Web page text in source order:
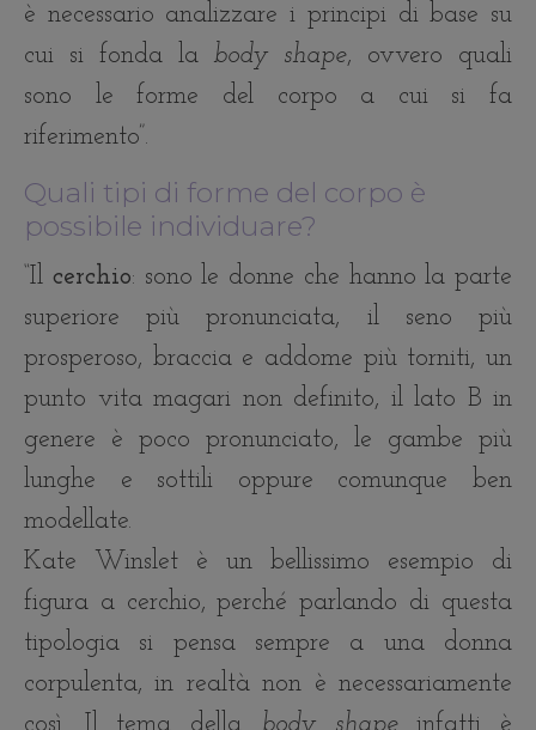
è necessario analizzare i principi di base su
cui si fonda la body shape, ovvero quali
sono le forme del corpo a cui si fa
riferimento”.
Quali tipi di forme del corpo è
possibile individuare?
“Il cerchio: sono le donne che hanno la parte
superiore più pronunciata, il seno più
prosperoso, braccia e addome più torniti, un
punto vita magari non definito, il lato B in
genere è poco pronunciato, le gambe più
lunghe e sottili oppure comunque ben
modellate.
Kate Winslet è un bellissimo esempio di
figura a cerchio, perché parlando di questa
tipologia si pensa sempre a una donna
corpulenta, in realtà non è necessariamente